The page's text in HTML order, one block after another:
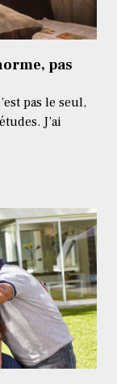
pas
pas le seul,
J’ai